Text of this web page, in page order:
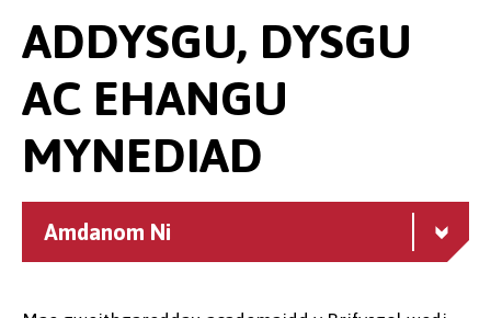
ADDYSGU, DYSGU
AC EHANGU
MYNEDIAD
Amdanom Ni